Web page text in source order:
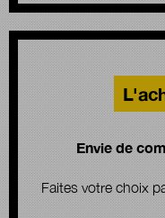
Envie de
Faites votre choix